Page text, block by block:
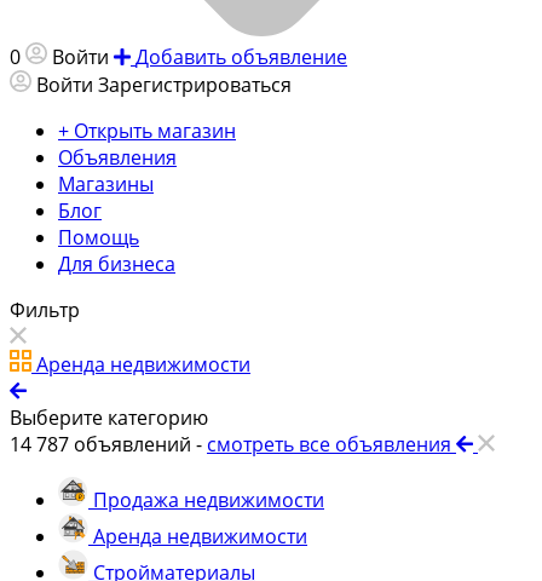
0 Войти
Добавить объявление
Войти Зарегистрироваться
+ Открыть магазин
Объявления
Магазины
Блог
Помощь
Для бизнеса
Фильтр
Аренда недвижимости
Выберите категорию
14 787 объявлений - смотреть все объявления
Продажа недвижимости
Аренда недвижимости
Стройматериалы